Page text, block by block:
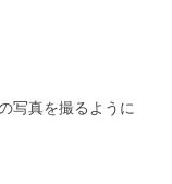
写真を撮るように